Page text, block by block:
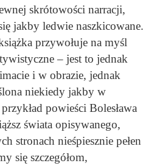
skrótowości narracji,
jakby ledwie naszkicowane.
przywołuje na myśl
– jest to jednak
i w obrazie, jednak
niekiedy jakby w
powieści Bolesława
świata opisywanego,
stronach nieśpiesznie pełen
się szczegółom,